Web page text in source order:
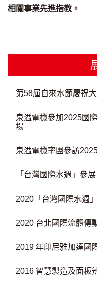
相關事業先進指教。
第58屆自來水節慶祝
泉溢電機參加2025國
場
泉溢電機率團參訪
「台灣國際水週」參
2020「台灣國際水週
2020 台北國際流體傳
2019 年印尼雅加達國
2016 智慧製造及面板